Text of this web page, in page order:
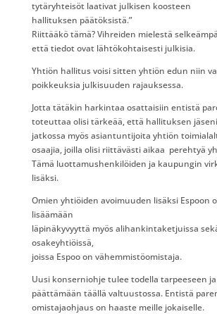
tytäryhteisöt laativat julkisen koosteen
hallituksen päätöksistä.”
Riittääkö tämä? Vihreiden mielestä
että tiedot ovat lähtökohtaisesti julkisia.
Yhtiön hallitus voisi sitten yhtiön edun niin
poikkeuksia julkisuuden rajauksessa.
Jotta tätäkin harkintaa osattaisiin entistä
toteuttaa olisi tärkeää, että hallituksen
jatkossa myös asiantuntijoita yhtiön
osaajia, joilla olisi riittävästi aikaa perehtyä
Tämä luottamushenkilöiden ja kaupungin
lisäksi.
Omien yhtiöiden avoimuuden lisäksi Espoon
lisäämään
läpinäkyvyyttä myös alihankintaketjuissa
osakeyhtiöissä,
joissa Espoo on vähemmistöomistaja.
Uusi konserniohje tulee todella tarpeeseen
päättämään täällä valtuustossa. Entistä
omistajaohjaus on haaste meille jokaiselle.